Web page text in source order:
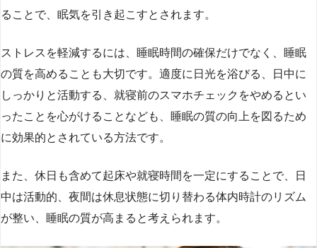
ることで、眠気を引き起こすとされます。
ストレスを軽減するには、睡眠時間の確保だけでなく、睡眠
の質を高めることも大切です。適度に日光を浴びる、日中に
しっかりと活動する、就寝前のスマホチェックをやめるとい
ったことを心がけることなども、睡眠の質の向上を図るため
に効果的とされている方法です。
また、休日も含めて起床や就寝時間を一定にすることで、日
中は活動的、夜間は休息状態に切り替わる体内時計のリズム
が整い、睡眠の質が高まると考えられます。